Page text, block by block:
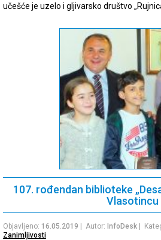
učešće je uzelo i gljivarsko društvo
107. rođendan biblioteke
Vlasotincu
Objavljeno: 16.05.2019 | Autor: InfoDesk |
Zanimljivosti